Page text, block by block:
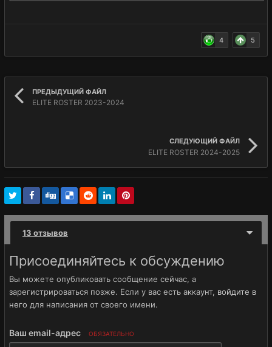
4 5
ПРЕДЫДУЩИЙ ФАЙЛ
ELITE ROSTER 2023-2024
СЛЕДУЮЩИЙ ФАЙЛ
ELITE ROSTER 2024-2025
13 отзывов
Присоединяйтесь к обсуждению
Вы можете опубликовать сообщение сейчас, а
зарегистрироваться позже. Если у вас есть аккаунт, войдите в
него для написания от своего имени.
Ваш email-адрес ОБЯЗАТЕЛЬНО